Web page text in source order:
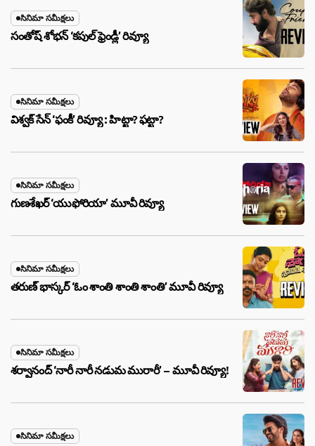
సినిమా సమీక్షలు
సంతోష్ శోభన్ ‘కపుల్ ఫ్రెండ్లీ’ రివ్యూ
సినిమా సమీక్షలు
విశ్వక్ సేన్ ‘ఫంకీ’ రివ్యూ : హిట్టా? ఫట్టా?
సినిమా సమీక్షలు
గుణశేఖర్ ‘యుఫోరియా’ మూవీ రివ్యూ
సినిమా సమీక్షలు
తరుణ్ భాస్కర్ ‘ఓం శాంతి శాంతి శాంతి’ మూవీ రివ్యూ
సినిమా సమీక్షలు
శర్వానంద్ ‘నారీ నారీ నడుమ మురారీ’ – మూవీ రివ్యూ!
సినిమా సమీక్షలు